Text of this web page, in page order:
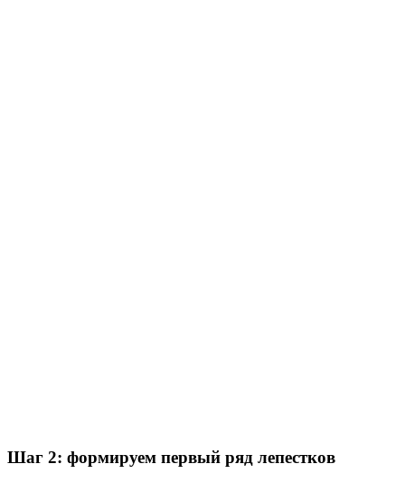
Шаг 2: формируем первый ряд лепестков